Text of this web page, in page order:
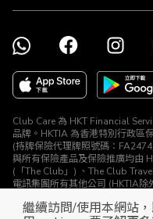
繼續訪問/使用本網站
Club Care 為 HKT Financial
品牌。HKTIA 為香港特別行政區
(持牌保險代理牌照號碼：
與所有保險產品及保險推廣均由
(「The Club」) 、The Club
電訊集團所有其他公司 (HKTIA
© The Club 2026. 保留所有權利